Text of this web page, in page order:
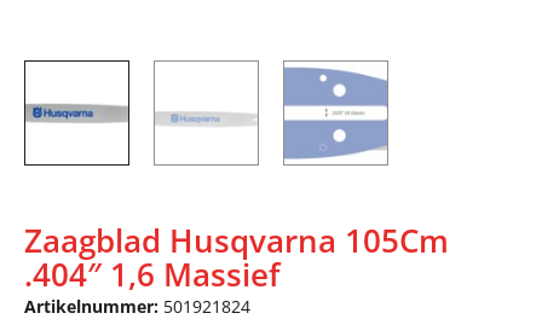
Zaagblad Husqvarna 105Cm
.404″ 1,6 Massief
Artikelnummer: 501921824